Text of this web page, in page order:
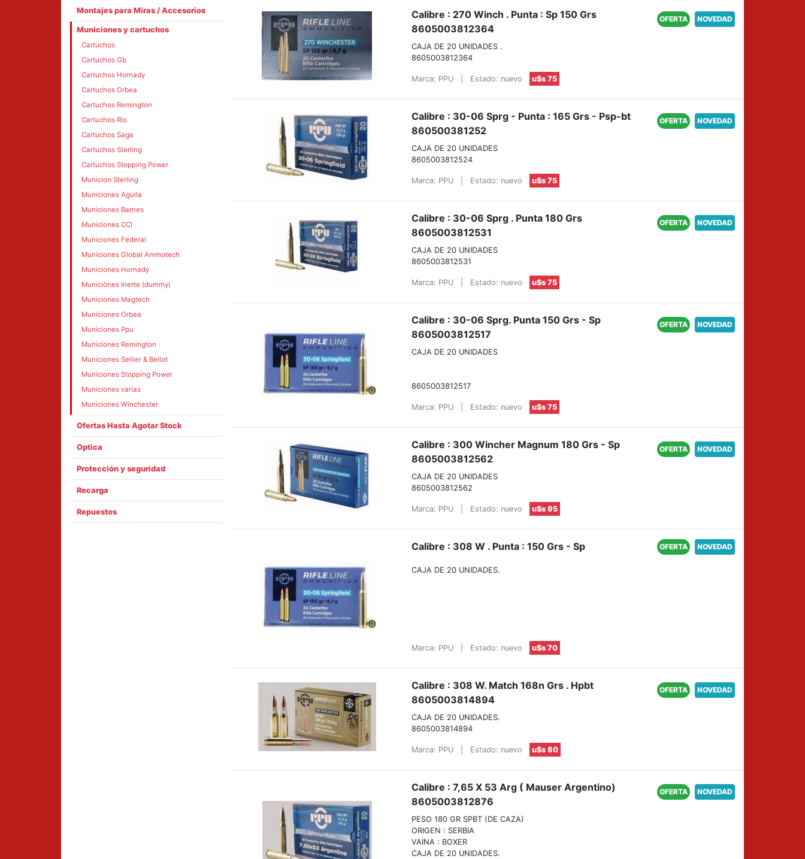
Montajes para Miras / Accesorios
Municiones y cartuchos
Cartuchos
Cartuchos Gb
Cartuchos Hornady
Cartuchos Orbea
Cartuchos Remington
Cartuchos Rio
Cartuchos Saga
Cartuchos Sterling
Cartuchos Stopping Power
Municion Sterling
Municiones Aguila
Municiones Barnes
Municiones CCI
Municiones Federal
Municiones Global Ammotech
Municiones Hornady
Municiònes Inerte (dummy)
Municiones Magtech
Municiones Orbea
Municiones Ppu
Municiones Remington
Municiones Sellier & Bellot
Municiones Stopping Power
Municiones varias
Municiones Winchester
Ofertas Hasta Agotar Stock
Optica
Protección y seguridad
Recarga
Repuestos
Calibre : 270 Winch . Punta : Sp 150 Grs
8605003812364
OFERTA NOVEDAD
CAJA DE 20 UNIDADES .
8605003812364
Marca: PPU Estado: nuevo u$s 75
Calibre : 30-06 Sprg - Punta : 165 Grs - Psp-bt
860500381252
OFERTA NOVEDAD
CAJA DE 20 UNIDADES
8605003812524
Marca: PPU Estado: nuevo u$s 75
Calibre : 30-06 Sprg . Punta 180 Grs
8605003812531
OFERTA NOVEDAD
CAJA DE 20 UNIDADES
8605003812531
Marca: PPU Estado: nuevo u$s 75
Calibre : 30-06 Sprg. Punta 150 Grs - Sp
8605003812517
OFERTA NOVEDAD
CAJA DE 20 UNIDADES
8605003812517
Marca: PPU Estado: nuevo u$s 75
Calibre : 300 Wincher Magnum 180 Grs - Sp
8605003812562
OFERTA NOVEDAD
CAJA DE 20 UNIDADES
8605003812562
Marca: PPU Estado: nuevo u$s 95
Calibre : 308 W . Punta : 150 Grs - Sp OFERTA NOVEDAD
CAJA DE 20 UNIDADES.
Marca: PPU Estado: nuevo u$s 70
Calibre : 308 W. Match 168n Grs . Hpbt
8605003814894
OFERTA NOVEDAD
CAJA DE 20 UNIDADES.
8605003814894
Marca: PPU Estado: nuevo u$s 80
Calibre : 7,65 X 53 Arg ( Mauser Argentino)
8605003812876
OFERTA NOVEDAD
PESO 180 GR SPBT (DE CAZA)
ORIGEN : SERBIA
VAINA : BOXER
CAJA DE 20 UNIDADES.